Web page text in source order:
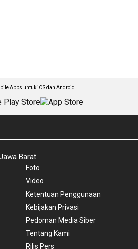
Apps untuk iOS dan Android
Barat
Foto
Video
Ketentuan Penggunaan
Kebijakan Privasi
Pedoman Media Siber
Tentang Kami
Rilis Pers